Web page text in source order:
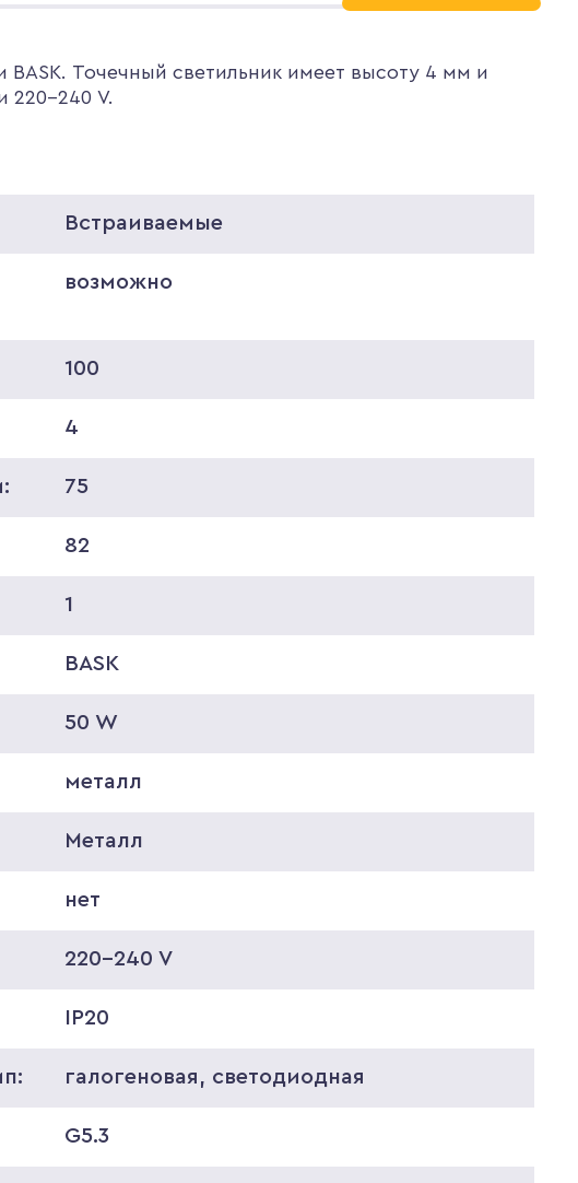
BASK. Точечный светильник имеет высоту 4 мм и
220-240 V.
Встраиваемые
возможно
100
4
75
82
1
BASK
50 W
металл
Металл
нет
220-240 V
IP20
галогеновая, светодиодная
G5.3